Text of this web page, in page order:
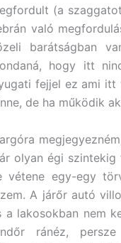
(a
való
barátságban
hogy itt
fejjel ez ami itt
de ha működik
olyan égi
vétene egy-egy
A járőr autó
a lakosokban nem
ránéz,